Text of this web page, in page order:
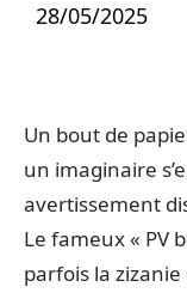
28/05/2025
Un bout de
un imaginaire
avertissement
Le fameux « PV
parfois la